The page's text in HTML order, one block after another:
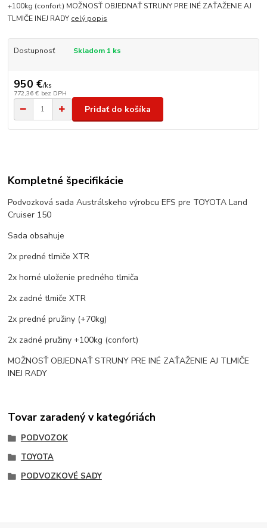
+100kg (confort) MOŽNOSŤ OBJEDNAŤ STRUNY PRE INÉ ZAŤAŽENIE AJ
TLMIČE INEJ RADY celý popis
Dostupnosť Skladom 1 ks
950 €/ks
772,36 € bez DPH
Pridať do košíka
Kompletné špecifikácie
Podvozková sada Austrálskeho výrobcu EFS pre TOYOTA Land
Cruiser 150
Sada obsahuje
2x predné tlmiče XTR
2x horné uloženie predného tlmiča
2x zadné tlmiče XTR
2x predné pružiny (+70kg)
2x zadné pružiny +100kg (confort)
MOŽNOSŤ OBJEDNAŤ STRUNY PRE INÉ ZAŤAŽENIE AJ TLMIČE
INEJ RADY
Tovar zaradený v kategóriách
PODVOZOK
TOYOTA
PODVOZKOVÉ SADY